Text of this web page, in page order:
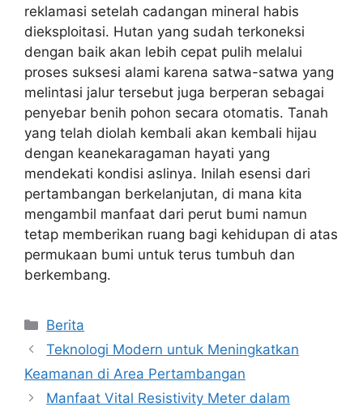
reklamasi setelah cadangan mineral habis
dieksploitasi. Hutan yang sudah terkoneksi
dengan baik akan lebih cepat pulih melalui
proses suksesi alami karena satwa-satwa yang
melintasi jalur tersebut juga berperan sebagai
penyebar benih pohon secara otomatis. Tanah
yang telah diolah kembali akan kembali hijau
dengan keanekaragaman hayati yang
mendekati kondisi aslinya. Inilah esensi dari
pertambangan berkelanjutan, di mana kita
mengambil manfaat dari perut bumi namun
tetap memberikan ruang bagi kehidupan di atas
permukaan bumi untuk terus tumbuh dan
berkembang.
Kategori
Berita
Teknologi Modern untuk Meningkatkan
Keamanan di Area Pertambangan
Manfaat Vital Resistivity Meter dalam